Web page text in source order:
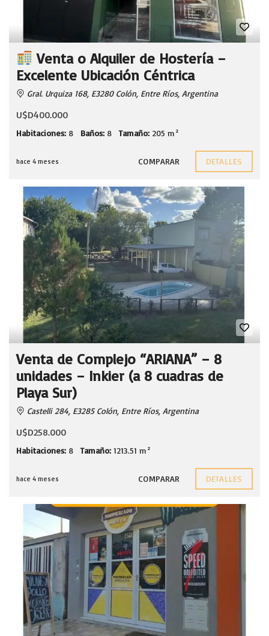
Venta o Alquiler de Hostería –
Excelente Ubicación Céntrica
Gral. Urquiza 168, E3280 Colón, Entre Ríos, Argentina
U$D400.000
Habitaciones: 8 Baños: 8 Tamaño: 205 m²
hace 4 meses COMPARAR DETALLES
Venta de Complejo “ARIANA” – 8
unidades – Inkier (a 8 cuadras de
Playa Sur)
Castelli 284, E3285 Colón, Entre Ríos, Argentina
U$D258.000
Habitaciones: 8 Tamaño: 1213.51 m²
hace 4 meses COMPARAR DETALLES